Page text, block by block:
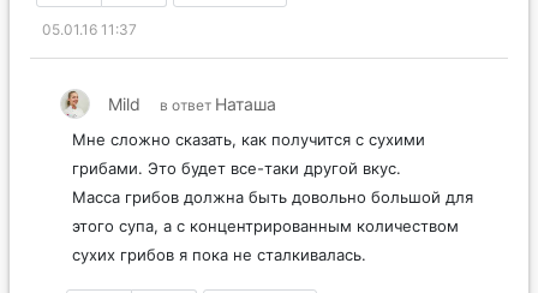
05.01.16 11:37
Mild в ответ Наташа
Мне сложно сказать, как получится с сухими
грибами. Это будет все-таки другой вкус.
Масса грибов должна быть довольно большой для
этого супа, а с концентрированным количеством
сухих грибов я пока не сталкивалась.